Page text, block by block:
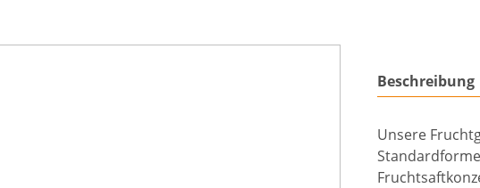
Beschreibung
Unsere